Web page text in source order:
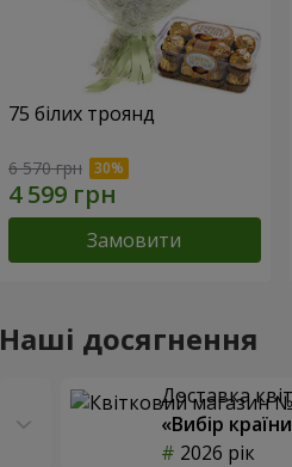
75 білих троянд
6 570 грн
Замовити
Наші досягнення
Доставка
«Вибір
2026 рік